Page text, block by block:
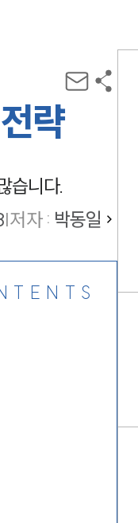
략
습니다.
|저자 : 박동일